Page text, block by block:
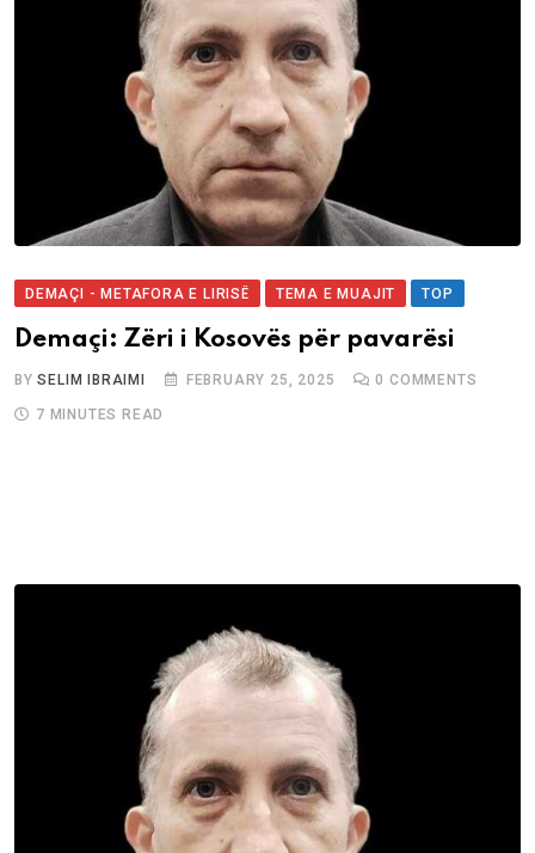
DEMAÇI - METAFORA E LIRISË TEMA E MUAJIT TOP
Demaçi: Zëri i Kosovës për pavarësi
BYSELIM IBRAIMI FEBRUARY 25, 2025 0 COMMENTS
7 MINUTES READ